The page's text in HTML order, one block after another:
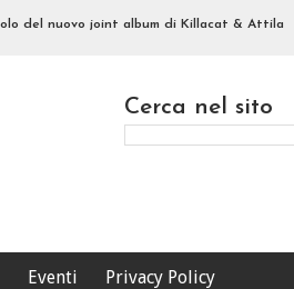
nuovo joint album di Killacat & Attila
Cerca nel sito
Eventi Privacy Policy